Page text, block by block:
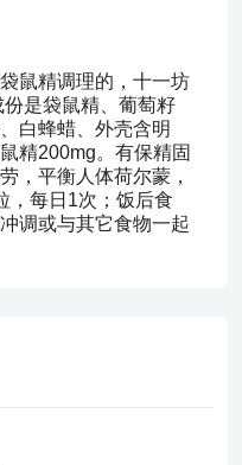
鼠精调理的，十一坊
是袋鼠精、葡萄籽
白蜂蜡、外壳含明
精200mg。有保精固
，平衡人体荷尔蒙，
，每日1次；饭后食
调或与其它食物一起